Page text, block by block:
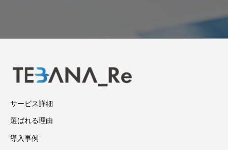
サービス詳細
選ばれる理由
導入事例